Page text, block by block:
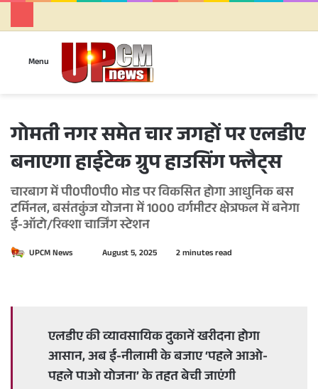
Menu
गोमती नगर समेत चार जगहों पर एलडीए
बनाएगा हाईटेक ग्रुप हाउसिंग फ्लैट्स
चारबाग में पी0पी0पी0 मोड पर विकसित होगा आधुनिक बस
टर्मिनल, बसंतकुंज योजना में 1000 वर्गमीटर क्षेत्रफल में बनेगा
ई-ऑटो/रिक्शा चार्जिंग स्टेशन
UPCM News
n
e
m
August 5, 2025 2 minutes read
एलडीए की व्यावसायिक दुकानें खरीदना होगा
आसान, अब ई-नीलामी के बजाए ‘पहले आओ-
पहले पाओ योजना’ के तहत बेची जाएंगी